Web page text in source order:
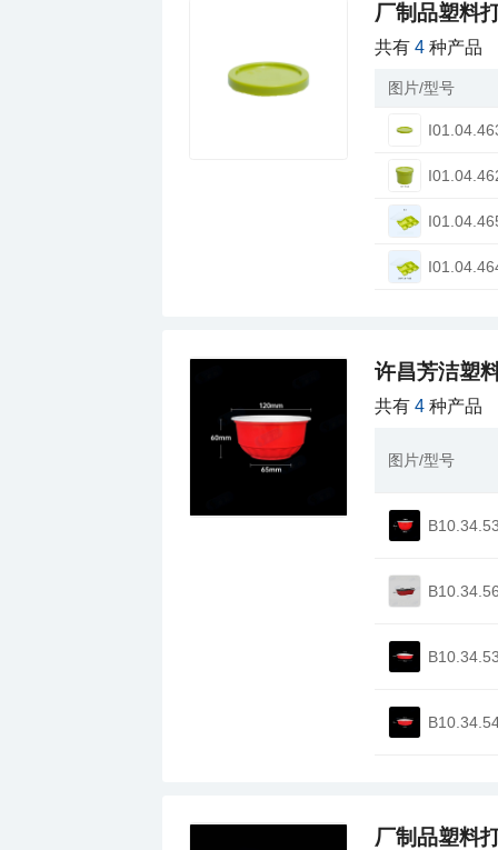
厂制品塑料
共有4 种产品
图片/型号
许昌芳洁塑
共有4 种产品
图片/型号
厂制品塑料